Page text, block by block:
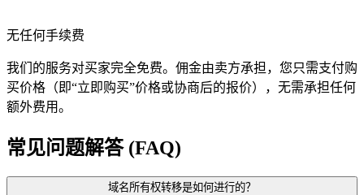
无任何手续费
我们的服务对买家完全免费。佣金由卖方承担，您只需支付购
买价格（即“立即购买”价格或协商后的报价），无需承担任何
额外费用。
常见问题解答 (FAQ)
域名所有权转移是如何进行的？